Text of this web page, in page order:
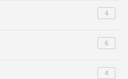
4
6
4